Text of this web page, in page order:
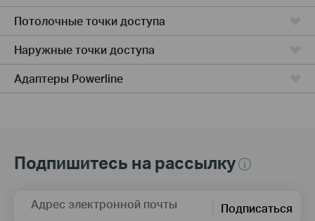
Потолочные точки доступа
Наружные точки доступа
Адаптеры Powerline
Подпишитесь на рассылку
Адрес электронной почты Подписаться